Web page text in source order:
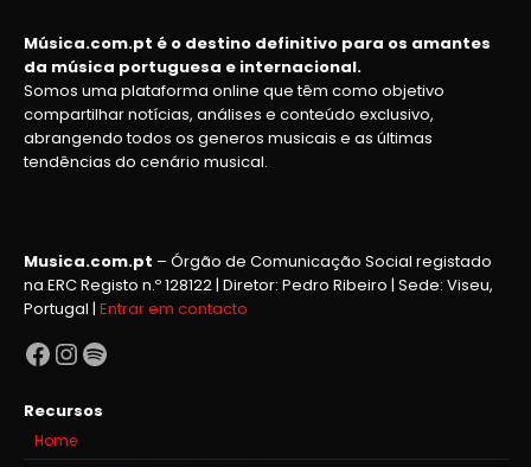
Música.com.pt é o destino definitivo para os amantes
da música portuguesa e internacional.
Somos uma plataforma online que têm como objetivo
compartilhar notícias, análises e conteúdo exclusivo,
abrangendo todos os generos musicais e as últimas
tendências do cenário musical.
Musica.com.pt – Órgão de Comunicação Social registado
na ERC Registo n.º 128122 | Diretor: Pedro Ribeiro | Sede: Viseu,
Portugal | Entrar em contacto
Facebook
Instagram
Spotify
Recursos
Home